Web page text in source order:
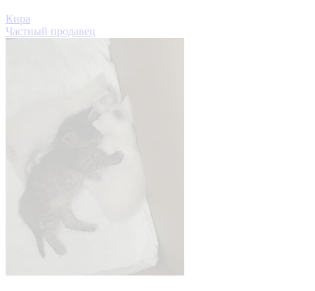
Кира
Частный продавец